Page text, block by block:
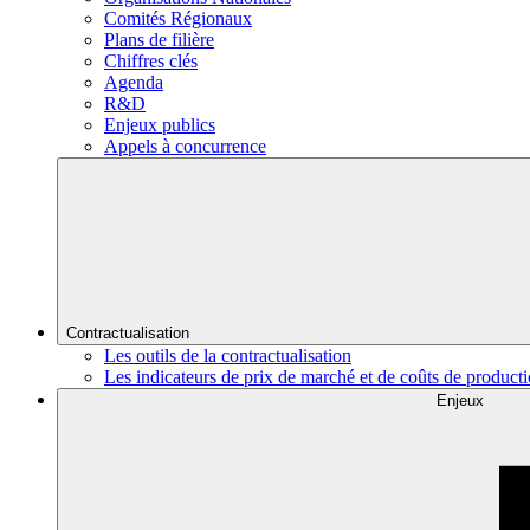
Comités Régionaux
Plans de filière
Chiffres clés
Agenda
R&D
Enjeux publics
Appels à concurrence
Contractualisation
Les outils de la contractualisation
Les indicateurs de prix de marché et de coûts de
Enjeux